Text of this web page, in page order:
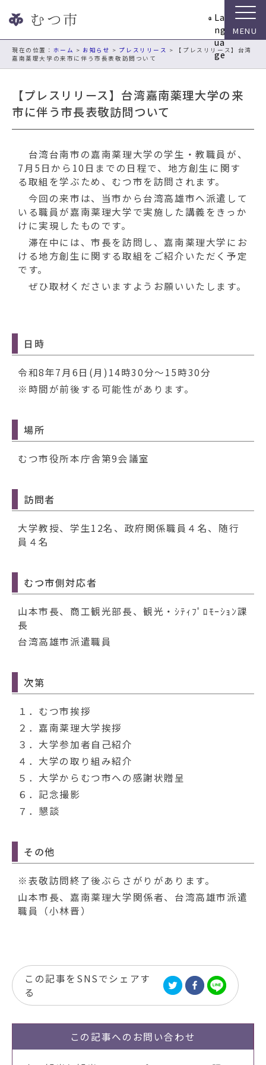
ビ
La
ng
ua
ge
現在の位置： ホーム > お知らせ > プレスリリース > 【プレスリリース】台湾
嘉南薬理大学の来市に伴う市長表敬訪問ついて
【プレスリリース】台湾嘉南薬理大学の来
市に伴う市長表敬訪問ついて
台湾台南市の嘉南薬理大学の学生・教職員が、
7月5日から10日までの日程で、地方創生に関す
る取組を学ぶため、むつ市を訪問されます。
今回の来市は、当市から台湾高雄市へ派遣して
いる職員が嘉南薬理大学で実施した講義をきっか
けに実現したものです。
滞在中には、市長を訪問し、嘉南薬理大学にお
ける地方創生に関する取組をご紹介いただく予定
です。
ぜひ取材くださいますようお願いいたします。
日時
令和8年7月6日(月)14時30分～15時30分
※時間が前後する可能性があります。
場所
むつ市役所本庁舎第9会議室
訪問者
大学教授、学生12名、政府関係職員４名、随行
員４名
むつ市側対応者
山本市長、商工観光部長、観光・ｼﾃｨﾌﾟﾛﾓｰｼｮﾝ課
長
台湾高雄市派遣職員
次第
１．むつ市挨拶
２．嘉南薬理大学挨拶
３．大学参加者自己紹介
４．大学の取り組み紹介
５．大学からむつ市への感謝状贈呈
６．記念撮影
７．懇談
その他
※表敬訪問終了後ぶらさがりがあります。
山本市長、嘉南薬理大学関係者、台湾高雄市派遣
職員（小林晋）
この記事をSNSでシェアす
る
この記事への お問い合わせ